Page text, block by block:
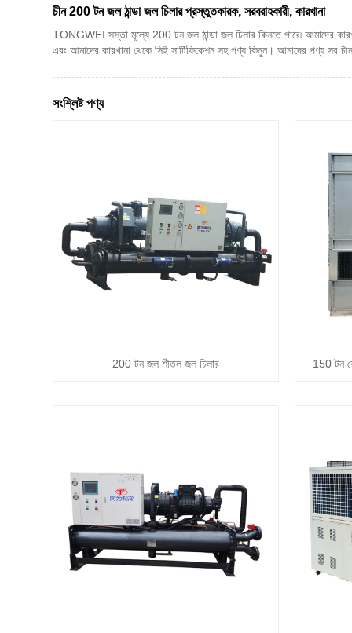
চীন 200 টন জল ঠান্ডা জল চিলার প্রস্তুতকারক, সরবরাহকারী, কারখানা
TONGWEI সস্তা মূল্যে 200 টন জল ঠান্ডা জল চিলার কিনতে পারে৷ আমাদের
এবং আমাদের কারখানা থেকে সিই সার্টিফিকেশন সহ পণ্য কিনুন। আমাদের পণ্য সব
সংশ্লিষ্ট পণ্য
200 টন জল শীতল জল চিলার 150 টন